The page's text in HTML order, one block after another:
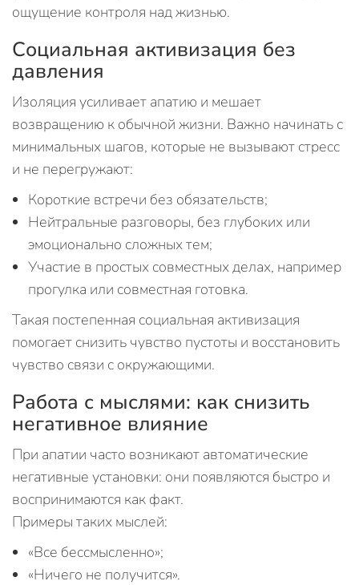
ощущение контроля над жизнью.
Социальная активизация без
давления
Изоляция усиливает апатию и мешает
возвращению к обычной жизни. Важно начинать с
минимальных шагов, которые не вызывают стресс
и не перегружают:
Короткие встречи без обязательств;
Нейтральные разговоры, без глубоких или
эмоционально сложных тем;
Участие в простых совместных делах, например
прогулка или совместная готовка.
Такая постепенная социальная активизация
помогает снизить чувство пустоты и восстановить
чувство связи с окружающими.
Работа с мыслями: как снизить
негативное влияние
При апатии часто возникают автоматические
негативные установки: они появляются быстро и
воспринимаются как факт.
Примеры таких мыслей:
«Все бессмысленно»;
«Ничего не получится».